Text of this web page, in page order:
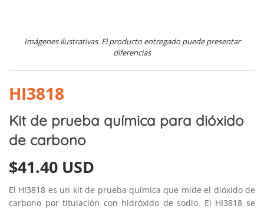
Imágenes ilustrativas. El producto entregado puede presentar
diferencias
HI3818
Kit de prueba química para dióxido
de carbono
$41.40 USD
El HI3818 es un kit de prueba química que mide el dióxido de
carbono por titulación con hidróxido de sodio. El HI3818 se